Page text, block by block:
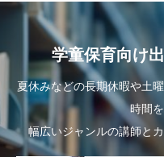
学童保育向け
夏休みなどの長期休暇や土
時間
幅広いジャンルの講師と